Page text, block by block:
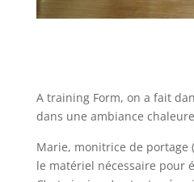
A training Form, on a fait
dans une ambiance
Marie, monitrice de portage
le matériel nécessaire pour